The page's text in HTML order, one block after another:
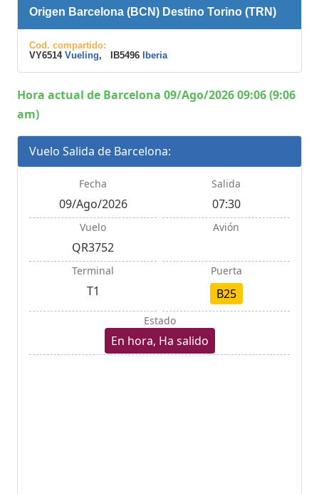
Origen Barcelona (BCN) Destino Torino (TRN)
Cod. compartido:
VY6514 Vueling, IB5496 Iberia
Hora actual de Barcelona 09/Ago/2026 09:06 (9:06
am)
Vuelo Salida de Barcelona:
Fecha
09/Ago/2026
Salida
07:30
Vuelo
QR3752
Avión
Terminal
T1
Puerta
B25
Estado
En hora, Ha salido